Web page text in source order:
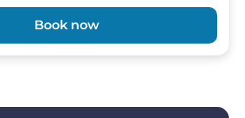
Book now